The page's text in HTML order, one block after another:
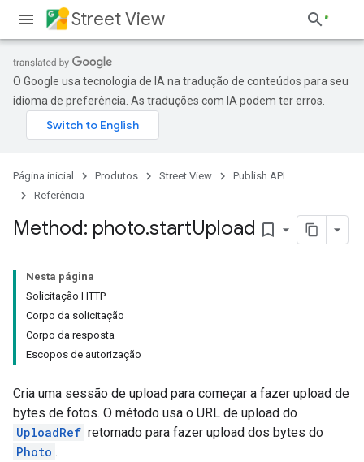
Street View
O Google usa tecnologia de IA na tradução de conteúdos para seu
idioma de preferência. As traduções com IA podem ter erros.
Página inicial Produtos Street View
Publish API
Referência
Method: photo.startUpload bookmark_border
Nesta página
Solicitação HTTP
Corpo da solicitação
Corpo da resposta
Escopos de autorização
Cria uma sessão de upload para começar a fazer upload de
bytes de fotos. O método usa o URL de upload do
UploadRef retornado para fazer upload dos bytes do
Photo .